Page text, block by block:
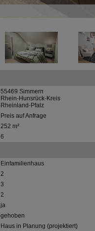
55469 Simmern
Rhein-Hunsrück-Kreis
Rheinland-Pfalz
Preis auf Anfrage
252 m²
6
Einfamilienhaus
2
3
2
ja
gehoben
Haus in Planung (projektiert)